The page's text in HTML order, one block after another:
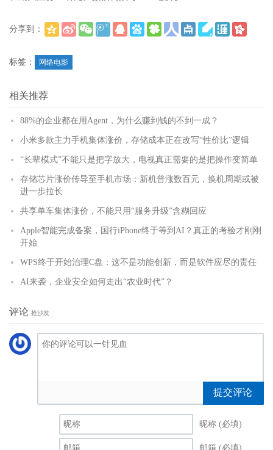
分享到：
标签：
网络电影
相关推荐
88%的企业都在用Agent，为什么赚到钱的不到一成？
小米多款主力手机集体涨价，存储成本正在改写“性价比”逻辑
“长辈模式”不能只是把字放大，电视真正需要的是把操作变简单
存储芯片涨价传导至手机市场：新机普涨数百元，换机周期或被
进一步拉长
共享单车集体涨价，不能只用“服务升级”含糊回应
Apple智能完成备案，国行iPhone终于等到AI？真正的考验才刚刚
开始
WPS终于开始治理C盘：这不是功能创新，而是软件应尽的责任
AI来袭，企业安全如何走出“农业时代”？
评论 抢沙发
提交评论
昵称 (必填)
邮箱 (必填)